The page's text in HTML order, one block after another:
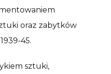
oraz zabytków
45.
sztuki,